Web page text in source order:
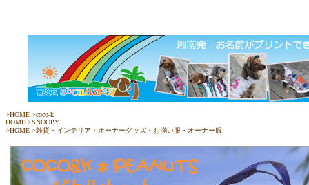
>HOME >coco-k
HOME >SNOOPY
>HOME >雑貨・インテリア・オーナーグッズ・お揃い服・オーナー服